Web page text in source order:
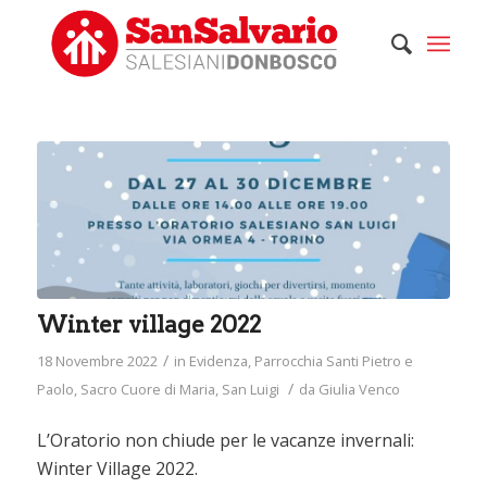
Winter village 2022
18 Novembre 2022 / in Evidenza, Parrocchia Santi Pietro e
Paolo, Sacro Cuore di Maria, San Luigi / da Giulia Venco
L’Oratorio non chiude per le vacanze invernali:
Winter Village 2022.